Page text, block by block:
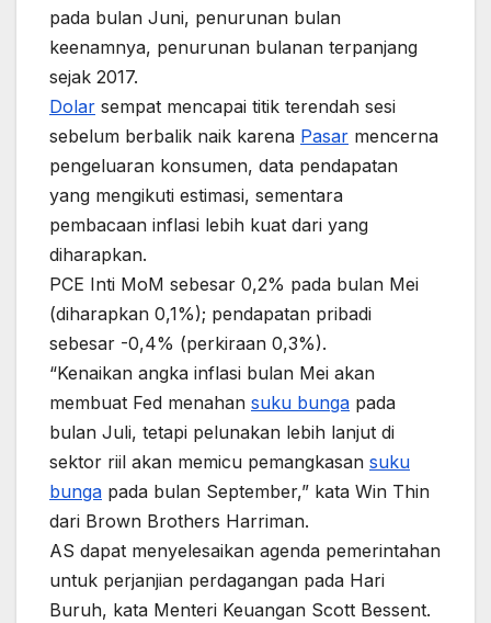
pada bulan Juni, penurunan bulan
keenamnya, penurunan bulanan terpanjang
sejak 2017.
Dolar sempat mencapai titik terendah sesi
sebelum berbalik naik karena Pasar mencerna
pengeluaran konsumen, data pendapatan
yang mengikuti estimasi, sementara
pembacaan inflasi lebih kuat dari yang
diharapkan.
PCE Inti MoM sebesar 0,2% pada bulan Mei
(diharapkan 0,1%); pendapatan pribadi
sebesar -0,4% (perkiraan 0,3%).
“Kenaikan angka inflasi bulan Mei akan
membuat Fed menahan suku bunga pada
bulan Juli, tetapi pelunakan lebih lanjut di
sektor riil akan memicu pemangkasan suku
bunga pada bulan September,” kata Win Thin
dari Brown Brothers Harriman.
AS dapat menyelesaikan agenda pemerintahan
untuk perjanjian perdagangan pada Hari
Buruh, kata Menteri Keuangan Scott Bessent.